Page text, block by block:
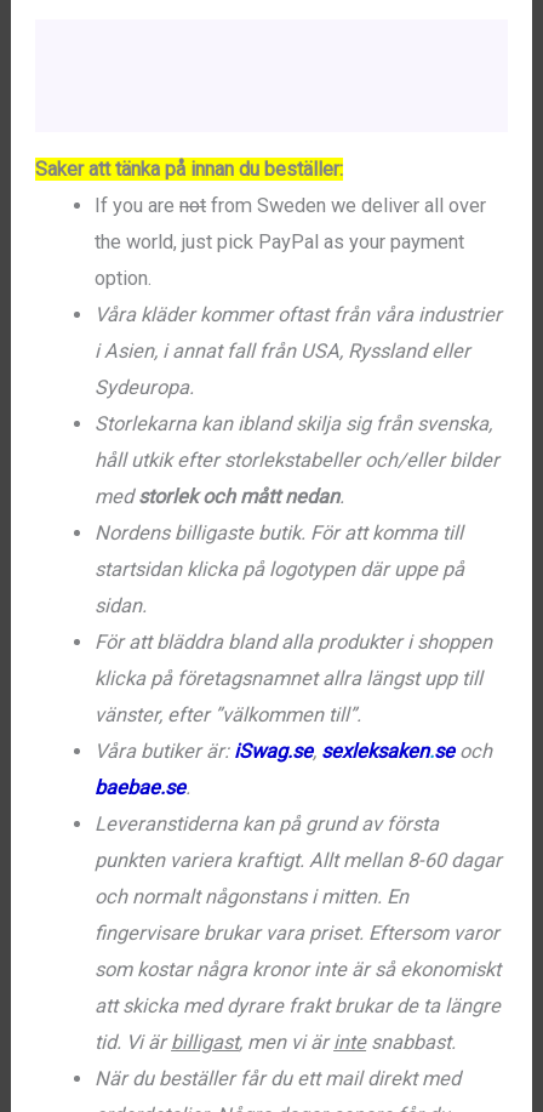
Saker att tänka på innan du beställer:
If you arenot from Sweden we deliver all over
the world, just pick PayPal as your payment
option.
Våra kläder kommer oftast från våra industrier
i Asien, i annat fall från USA, Ryssland eller
Sydeuropa.
Storlekarna kan ibland skilja sig från svenska,
håll utkik efter storlekstabeller och/eller bilder
medstorlek och mått nedan.
Nordens billigaste butik. För att komma till
startsidan klicka på logotypen där uppe på
sidan.
För att bläddra bland alla produkter i shoppen
klicka på företagsnamnet allra längst upp till
vänster, efter ”välkommen till”.
Våra butiker är: iSwag.se, sexleksaken.seoch
baebae.se.
Leveranstiderna kan på grund av första
punkten variera kraftigt. Allt mellan 8-60 dagar
och normalt någonstans i mitten. En
fingervisare brukar vara priset. Eftersom varor
som kostar några kronor inte är så ekonomiskt
att skicka med dyrare frakt brukar de ta längre
tid. Vi ärbilligast, men vi ärintesnabbast.
När du beställer får du ett mail direkt med